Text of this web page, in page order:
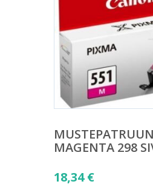
MAGENTA 298
18,34€